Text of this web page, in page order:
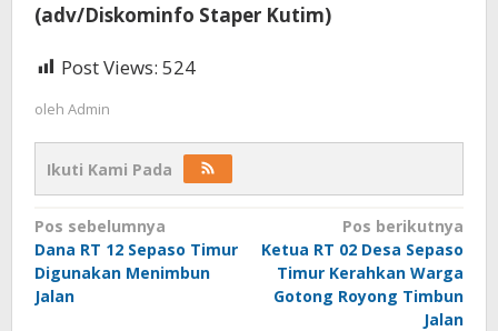
(adv/Diskominfo Staper Kutim)
Post Views: 524
oleh Admin
Ikuti Kami Pada
Navigasi
pos
Pos sebelumnya
Dana RT 12 Sepaso Timur
Digunakan Menimbun
Jalan
Pos berikutnya
Ketua RT 02 Desa Sepaso
Timur Kerahkan Warga
Gotong Royong Timbun
Jalan